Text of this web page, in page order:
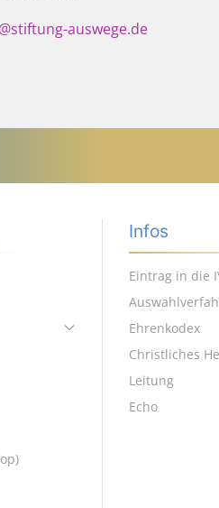
auswege.de
Infos
Eintrag in die
Ehrenkodex
Christliches
Leitung
Echo